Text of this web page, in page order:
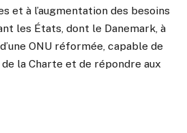
et à l’augmentation des besoins
les États, dont le Danemark, à
ONU réformée, capable de
la Charte et de répondre aux